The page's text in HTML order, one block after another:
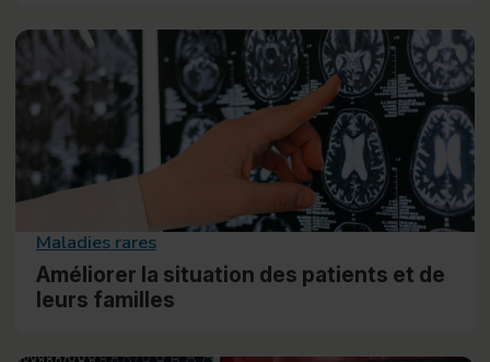
Maladies rares
Améliorer la situation des patients et de
leurs familles